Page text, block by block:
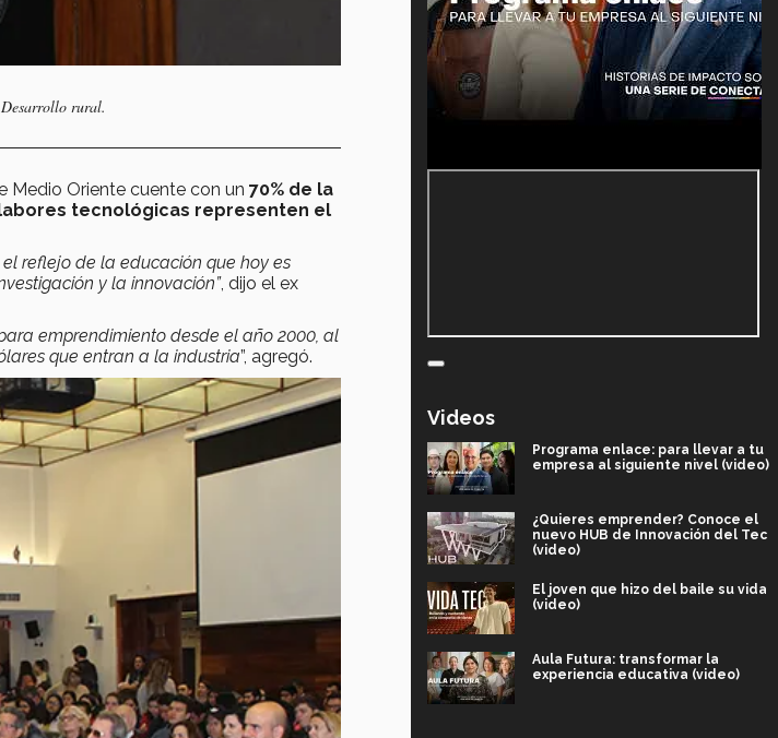
rural.
Medio Oriente cuente con un 70% de la
tecnológicas representen el
reflejo de la educación que hoy es
y la innovación”, dijo el ex
emprendimiento desde el año 2000, al
que entran a la industria”, agregó.
Videos
Programa enlace: para llevar a tu
empresa al siguiente nivel (video)
¿Quieres emprender? Conoce el
nuevo HUB de Innovación del Tec
(video)
El joven que hizo del baile su vida
(video)
Aula Futura: transformar la
experiencia educativa (video)